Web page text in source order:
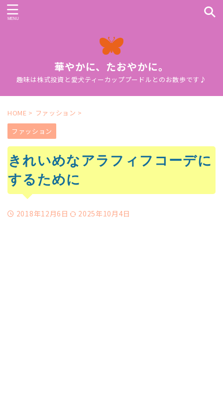
華やかに、たおやかに。
趣味は株式投資と愛犬ティーカッププードルとのお散歩です♪
HOME > ファッション >
ファッション
きれいめなアラフィフコーデに
するために
2018年12月6日 2025年10月4日